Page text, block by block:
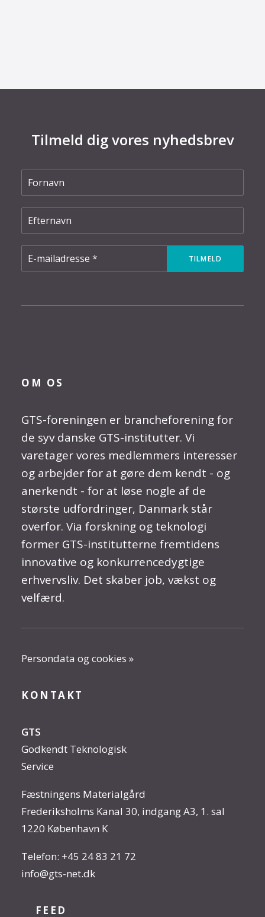
Tilmeld dig vores nyhedsbrev
OM OS
GTS-foreningen er brancheforening for
de syv danske GTS-institutter. Vi
varetager vores medlemmers interesser
og arbejder for at gøre dem kendt - og
anerkendt - for at løse nogle af de
største udfordringer, Danmark står
overfor. Via forskning og teknologi
former GTS-institutterne fremtidens
innovative og konkurrencedygtige
erhvervsliv. Det skaber job, vækst og
velfærd.
Persondata og cookies »
KONTAKT
GTS
Godkendt Teknologisk
Service
Fæstningens Materialgård
Frederiksholms Kanal 30, indgang A3, 1. sal
1220 København K
Telefon: +45 24 83 21 72
info@gts-net.dk
FEED